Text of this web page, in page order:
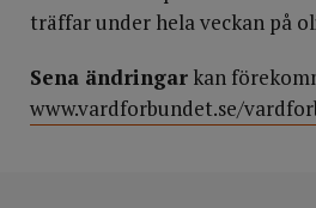
träffar under hela veckan på
Sena ändringar kan
www.vardforbundet.se/